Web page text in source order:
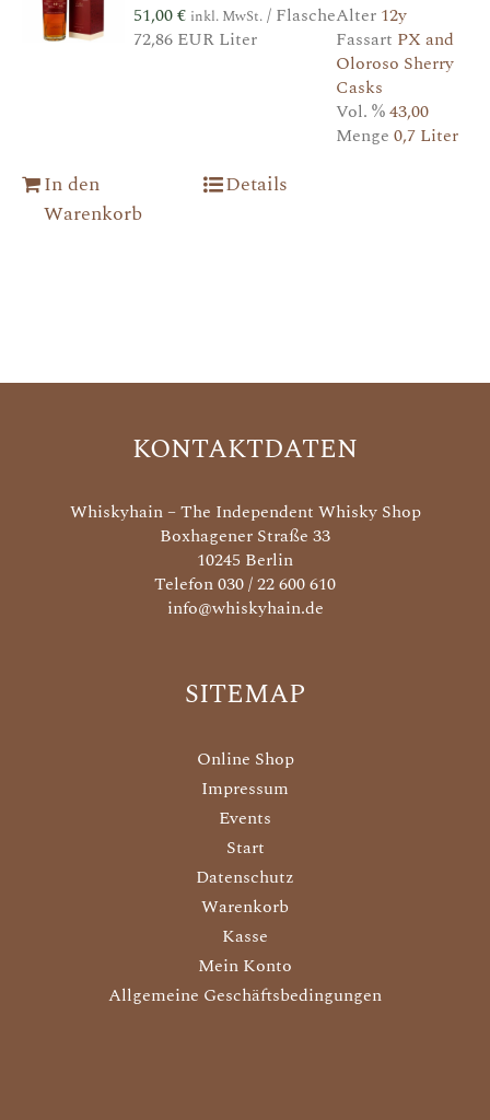
51,00€ inkl. MwSt./ Flasche
72,86 EUR Liter
Alter 12y
Fassart PX and
Oloroso Sherry
Casks
Vol. %43,00
Menge 0,7 Liter
In den
Warenkorb
Details
KONTAKTDATEN
Whiskyhain – The Independent Whisky Shop
Boxhagener Straße 33
10245 Berlin
Telefon 030 / 22 600 610
info@whiskyhain.de
SITEMAP
Online Shop
Impressum
Events
Start
Datenschutz
Warenkorb
Kasse
Mein Konto
Allgemeine Geschäftsbedingungen